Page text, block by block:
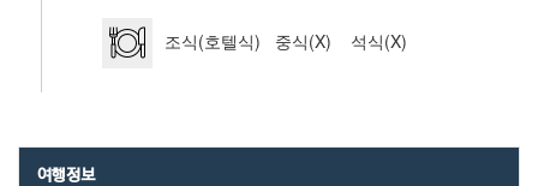
조식(호텔식) 중식(X) 석식(X)
여행정보